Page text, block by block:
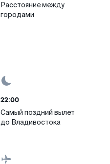
Расстояние между
городами
22:00
Самый поздний вылет
до Владивостока